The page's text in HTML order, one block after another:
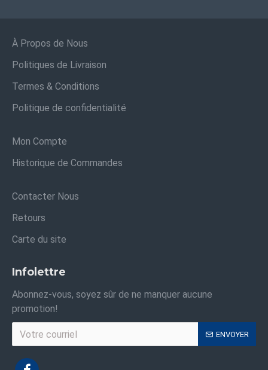
À Propos de Nous
Politiques de Livraison
Termes & Conditions
Politique de confidentialité
Mon Compte
Historique de Commandes
Contacter Nous
Retours
Carte du site
Infolettre
Abonnez-vous, soyez sûr de ne manquer aucune
promotion!
ENVOYER